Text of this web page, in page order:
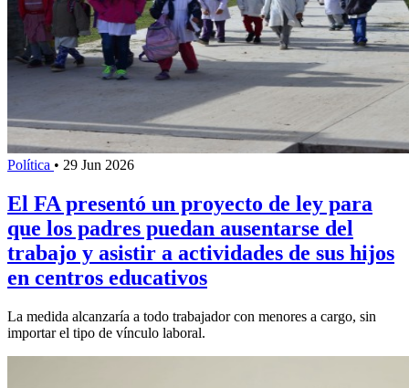
Política • 29 Jun 2026
El FA presentó un proyecto de ley para
que los padres puedan ausentarse del
trabajo y asistir a actividades de sus hijos
en centros educativos
La medida alcanzaría a todo trabajador con menores a cargo, sin
importar el tipo de vínculo laboral.